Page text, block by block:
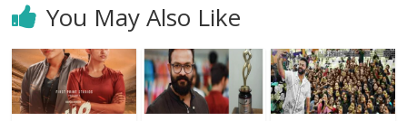
You May Also Like